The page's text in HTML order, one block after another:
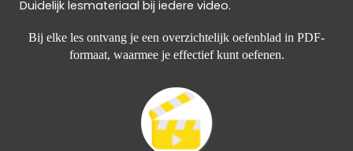
Duidelijk lesmateriaal bij iedere video.
Bij elke les ontvang je een overzichtelijk oefenblad in PDF-
formaat, waarmee je effectief kunt oefenen.